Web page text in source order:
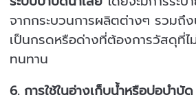
จากกระบวนการผลิตต่างๆ รวมถึ
เป็นกรดหรือด่างที่ต้องการวัสดุที่ไ
ทนทาน
6. การใช้ในอ่างเก็บน้ำหรือบ่อบำบัด